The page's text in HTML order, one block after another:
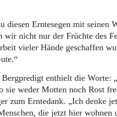
diesen Erntesegen mit seinen
wir nicht nur der Früchte des
vieler Hände geschaffen
enthielt die Worte:
sie weder Motten noch Rost
zum Erntedank. „Ich denke
die jetzt hier wohnen